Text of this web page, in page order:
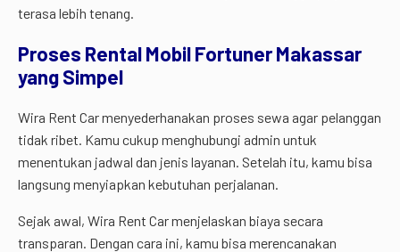
terasa lebih tenang.
Proses Rental Mobil Fortuner Makassar
yang Simpel
Wira Rent Car menyederhanakan proses sewa agar pelanggan
tidak ribet. Kamu cukup menghubungi admin untuk
menentukan jadwal dan jenis layanan. Setelah itu, kamu bisa
langsung menyiapkan kebutuhan perjalanan.
Sejak awal, Wira Rent Car menjelaskan biaya secara
transparan. Dengan cara ini, kamu bisa merencanakan